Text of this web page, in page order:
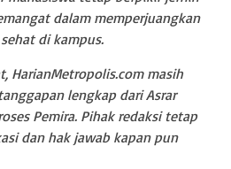
dalam memperjuangkan
di kampus.
HarianMetropolis.com masih
lengkap dari Asrar
Pemira. Pihak redaksi tetap
dan hak jawab kapan pun